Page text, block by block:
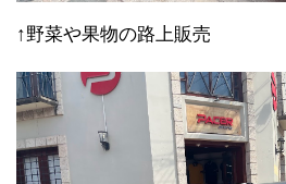
↑野菜や果物の路上販売